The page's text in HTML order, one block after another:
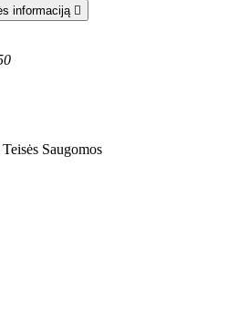
informaciją 
Saugomos